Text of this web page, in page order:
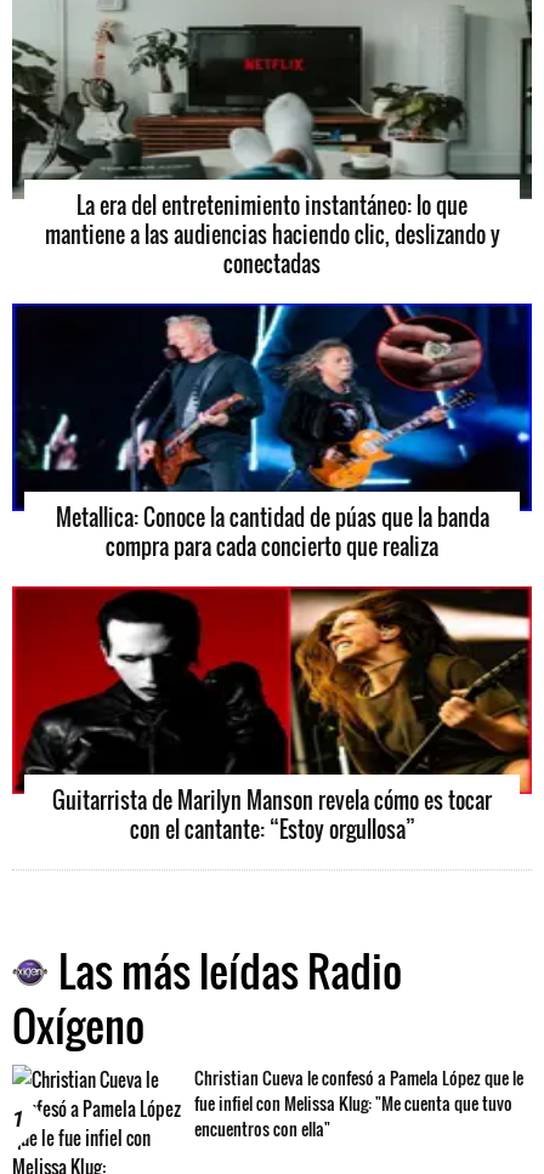
La era del entretenimiento instantáneo: lo que
mantiene a las audiencias haciendo clic, deslizando y
conectadas
Metallica: Conoce la cantidad de púas que la banda
compra para cada concierto que realiza
Guitarrista de Marilyn Manson revela cómo es tocar
con el cantante: “Estoy orgullosa”
Las más leídas Radio
Oxígeno
1
Christian Cueva le confesó a Pamela López que le
fue infiel con Melissa Klug: "Me cuenta que tuvo
encuentros con ella"